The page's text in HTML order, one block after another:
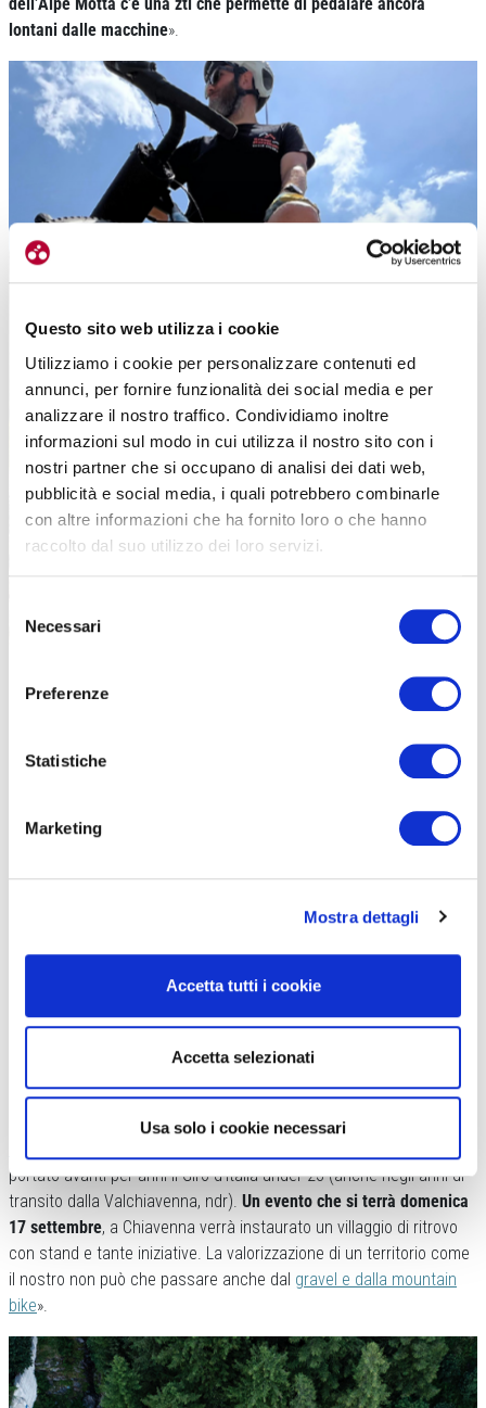
Questo sito web utilizza i cookie
Utilizziamo i cookie per personalizzare contenuti ed
annunci, per fornire funzionalità dei social media e per
analizzare il nostro traffico. Condividiamo inoltre
informazioni sul modo in cui utilizza il nostro sito con i
nostri partner che si occupano di analisi dei dati web,
pubblicità e social media, i quali potrebbero combinarle
con altre informazioni che ha fornito loro o che hanno
raccolto dal suo utilizzo dei loro servizi.
delNecessari
Preferenze
Statistiche
Marketing
Mostra dettagli
Accetta tutti i cookie
Accetta selezionati
Usa solo i cookie necessari
lontani dalle macchine».
IL FUORISTRADA
Come detto la Valchiavenna punta tanto sulla promozione del
territorio legata alla bici,
. Ed essendo in
percorribili anche in e-bike?
«Un’iniziativa importante – dice ancora Giulia –è la
portato avanti per anni il Giro d’Italia under 23 (anche negli anni di
transito dalla Valchiavenna, ndr). Un evento che si terrà domenica
17 settembre, a Chiavenna verrà instaurato un villaggio di ritrovo
con stand e tante iniziative. La valorizzazione di un territorio come
il nostro non può che passare anche dal gravel e dalla mountain
bike».